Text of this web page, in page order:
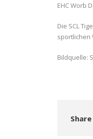
EHC Worb
Die SCL
sportlichen
Bildquelle: